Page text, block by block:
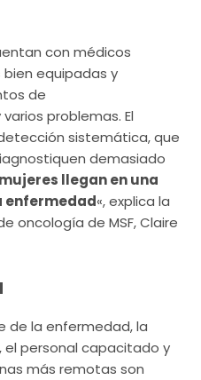
con médicos
equipadas y
de
problemas. El
sistemática, que
demasiado
llegan en una
enfermedad«, explica la
oncología de MSF, Claire
de la enfermedad, la
el personal capacitado y
más remotas son